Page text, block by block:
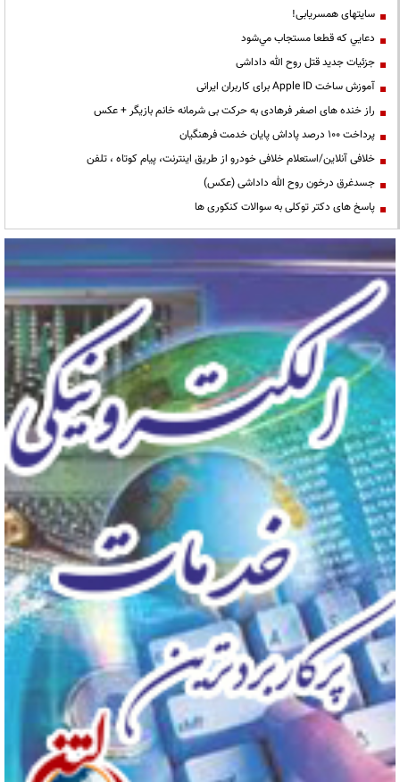
سایتهای همسریابی!
دعايي كه قطعا مستجاب مي‌شود
جزئیات جدید قتل روح الله داداشی
آموزش ساخت Apple ID برای کاربران ایرانی
راز خنده های اصغر فرهادی به حرکت بی شرمانه خانم بازیگر + عکس
پرداخت ۱۰۰ درصد پاداش پایان خدمت فرهنگیان
خلافی آنلاین/استعلام خلافی خودرو از طریق اینترنت، پیام کوتاه ، تلفن
جسدغرق درخون روح الله داداشی (عکس)
پاسخ های دکتر توکلی به سوالات کنکوری ها